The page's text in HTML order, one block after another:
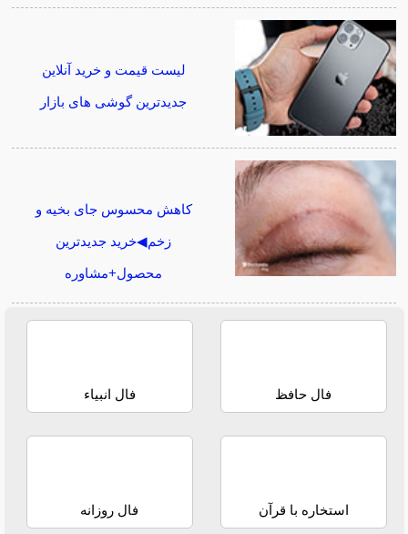
لیست قیمت و خرید آنلاین
جدیدترین گوشی های بازار
کاهش محسوس جای بخیه و
زخم◀خرید جدیدترین
محصول+مشاوره
فال حافظ فال انبیاء
استخاره با قرآن فال روزانه